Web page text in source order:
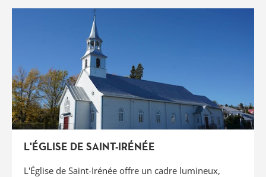
L'ÉGLISE DE SAINT-IRÉNÉE
L'Église de Saint-Irénée offre un cadre lumineux,